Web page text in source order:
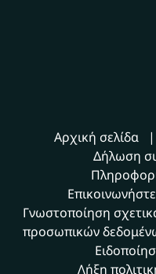
Αρχική σελίδα
Δήλωση
Γνωστοποίηση
προσωπικών
Λήξη